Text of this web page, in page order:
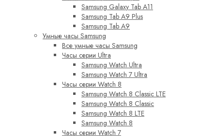
Samsung Galaxy Tab A11
Samsung Tab A9 Plus
Samsung Tab A9
Умные часы Samsung
Все умные часы Samsung
Часы серии Ultra
Samsung Watch Ultra
Samsung Watch 7 Ultra
Часы серии Watch 8
Samsung Watch 8 Classic LTE
Samsung Watch 8 Classic
Samsung Watch 8 LTE
Samsung Watch 8
Часы серии Watch 7